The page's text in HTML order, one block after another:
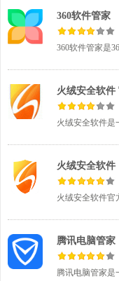
360软件管家
火绒安全软件
火绒安全软件
腾讯电脑管家